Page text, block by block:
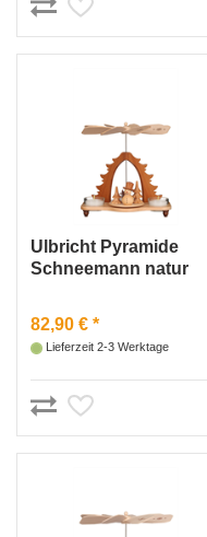
Ulbricht Pyramide
Schneemann natur
82,90 € *
Lieferzeit 2-3 Werktage